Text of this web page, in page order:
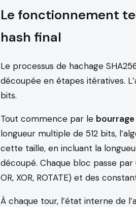
Le fonctionnement
hash final
Le processus de hachage
découpée en étapes itératives.
bits.
Tout commence par le
longueur multiple de 512 bits,
cette taille, en incluant la
découpé. Chaque bloc passe
OR, XOR, ROTATE) et des
À chaque tour, l’état interne de